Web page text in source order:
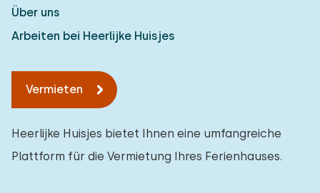
Über uns
Arbeiten bei Heerlijke Huisjes
Vermieten
Heerlijke Huisjes bietet Ihnen eine umfangreiche
Plattform für die Vermietung Ihres Ferienhauses.